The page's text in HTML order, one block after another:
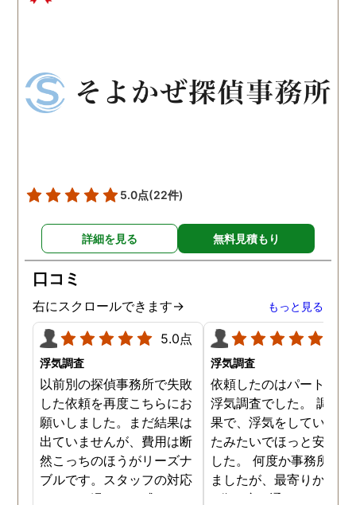
5.0点(22件)
詳細を見る 無料見積もり
口コミ
右にスクロールできます→ もっと見る
5.0点
浮気調査
以前別の探偵事務所で失敗
した依頼を再度こちらにお
願いしました。まだ結果は
出ていませんが、費用は断
然こっちのほうがリーズナ
ブルです。スタッフの対応
なんかも温かみを感じま
浮気調査
依頼したのはパートナー
浮気調査でした。 調査
果で、浮気をしていなか
たみたいでほっと安心し
した。 何度か事務所に
ましたが、最寄りから徒
3分程度で通いやすかっ